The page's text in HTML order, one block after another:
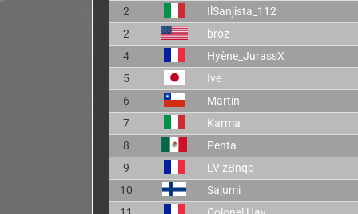
2
IlSanjista_112
2
broz
4
Hyène_JurassX
5
Ive
6
Martín
7
Karma
8
Penta
9
LV zBnqo
10
Sajumi